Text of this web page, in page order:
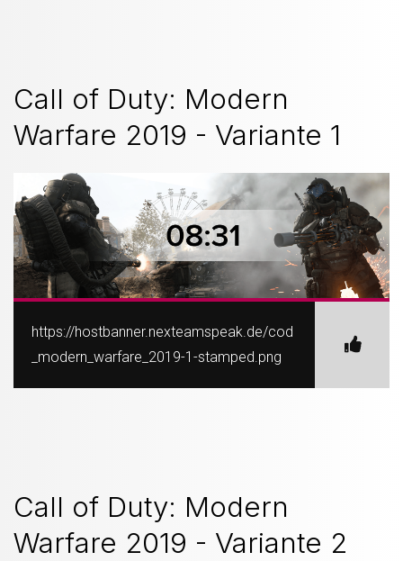
Call of Duty: Modern
Warfare 2019 - Variante 1
https://hostbanner.nexteamspeak.de/cod
_modern_warfare_2019-1-stamped.png
Call of Duty: Modern
Warfare 2019 - Variante 2